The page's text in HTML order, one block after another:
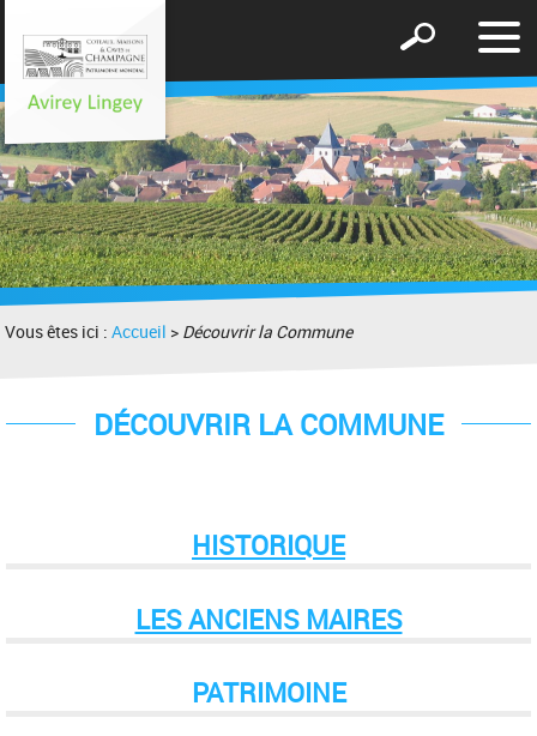
le
Afficher
formulaire
de
recherche
Vous êtes ici :Accueil > Découvrir la Commune
DÉCOUVRIR LA COMMUNE
HISTORIQUE
LES ANCIENS MAIRES
PATRIMOINE